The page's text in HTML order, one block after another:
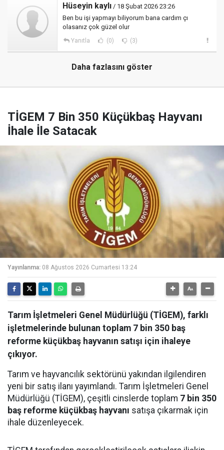
Hüseyin kaylı / 18 Şubat 2026 23:26
Ben bu işi yapmayı biliyorum bana cardım çı
olasanız çok güzel olur
Yanıtla (0) (3)
Daha fazlasını göster
TİGEM 7 Bin 350 Küçükbaş Hayvanı
İhale İle Satacak
Yayınlanma: 08 Ağustos 2026 Cumartesi 13:24
Tarım İşletmeleri Genel Müdürlüğü (TİGEM), farklı
işletmelerinde bulunan toplam 7 bin 350 baş
reforme küçükbaş hayvanın satışı için ihaleye
çıkıyor.
Tarım ve hayvancılık sektörünü yakından ilgilendiren
yeni bir satış ilanı yayımlandı. Tarım İşletmeleri Genel
Müdürlüğü (TİGEM), çeşitli cinslerde toplam 7 bin 350
baş reforme küçükbaş hayvanı satışa çıkarmak için
ihale düzenleyecek.